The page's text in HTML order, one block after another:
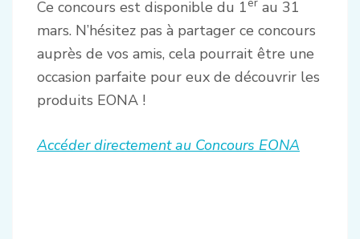
Ce concours est disponible du 1
au 31
mars. N’hésitez pas à partager ce concours
auprès de vos amis, cela pourrait être une
occasion parfaite pour eux de découvrir les
produits EONA !
Accéder directement au Concours EONA